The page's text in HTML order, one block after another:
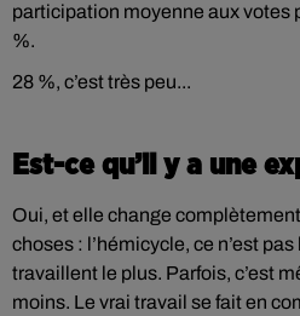
participation moyenne aux votes
%.
28 %, c’est très peu...
Est-ce qu’il y a une
Oui, et elle change
choses : l’hémicycle, ce n’est
travaillent le plus. Parfois, c’est
moins. Le vrai travail se fait en